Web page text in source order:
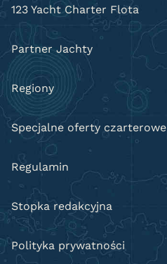
123 Yacht Charter Flota
Partner Jachty
Regiony
Specjalne oferty czarterowe
Regulamin
Stopka redakcyjna
Polityka prywatności